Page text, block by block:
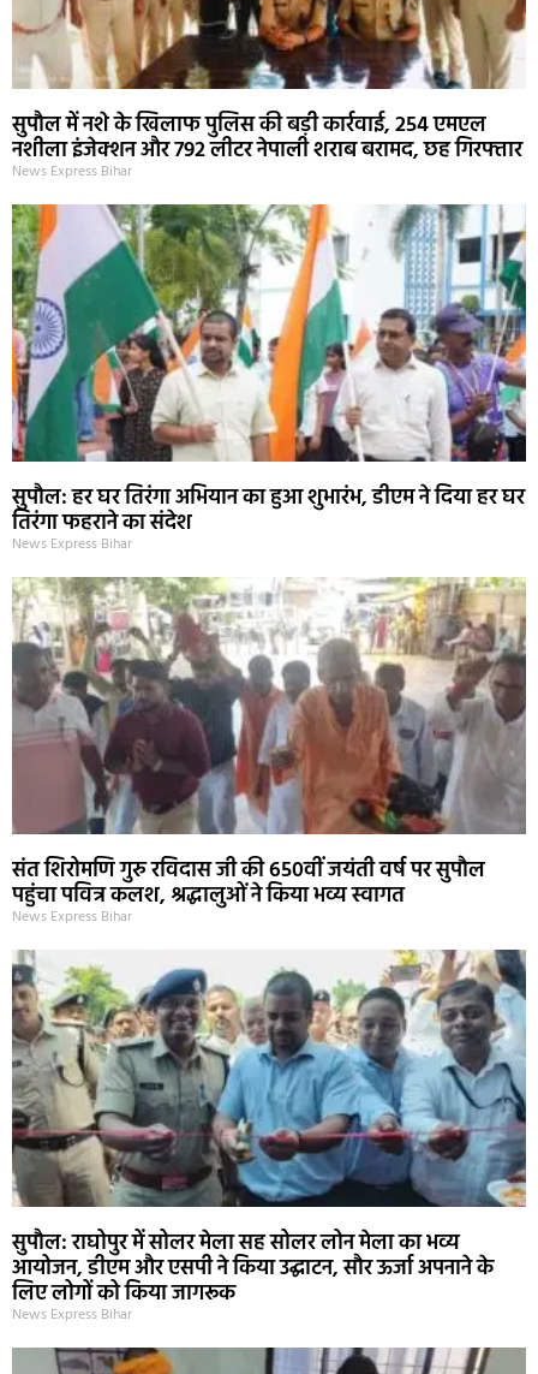
सुपौल में नशे के खिलाफ पुलिस की बड़ी कार्रवाई, 254 एमएल
नशीला इंजेक्शन और 792 लीटर नेपाली शराब बरामद, छह गिरफ्तार
News Express Bihar
सुपौल: हर घर तिरंगा अभियान का हुआ शुभारंभ, डीएम ने दिया हर घर
तिरंगा फहराने का संदेश
News Express Bihar
संत शिरोमणि गुरु रविदास जी की 650वीं जयंती वर्ष पर सुपौल
पहुंचा पवित्र कलश, श्रद्धालुओं ने किया भव्य स्वागत
News Express Bihar
सुपौल: राघोपुर में सोलर मेला सह सोलर लोन मेला का भव्य
आयोजन, डीएम और एसपी ने किया उद्घाटन, सौर ऊर्जा अपनाने के
लिए लोगों को किया जागरूक
News Express Bihar